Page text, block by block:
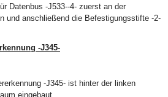
Datenbus -J533--4- zuerst an der
und anschließend die Befestigungsstifte -2-
-J345-
-J345- ist hinter der linken
eingebaut.